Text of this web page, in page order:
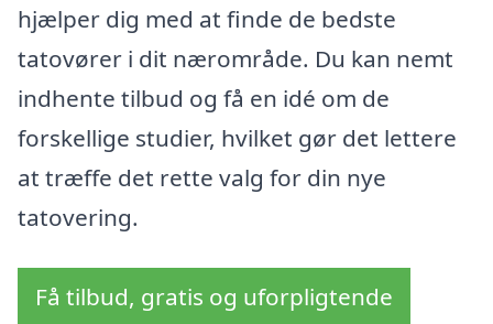
hjælper dig med at finde de bedste
tatovører i dit nærområde. Du kan nemt
indhente tilbud og få en idé om de
forskellige studier, hvilket gør det lettere
at træffe det rette valg for din nye
tatovering.
Få tilbud, gratis og uforpligtende